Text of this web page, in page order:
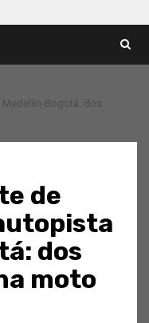
Medellín-Bogotá: dos
de
dos
moto